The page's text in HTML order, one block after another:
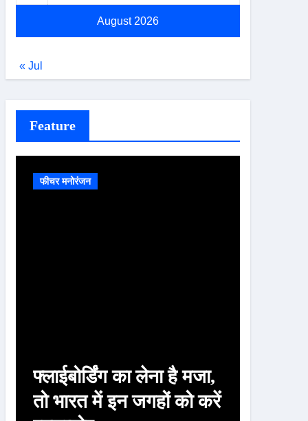
August 2026
« Jul
Feature
फीचर मनोरंजन
फ्लाईबोर्डिंग का लेना है मजा,
तो भारत में इन जगहों को करें